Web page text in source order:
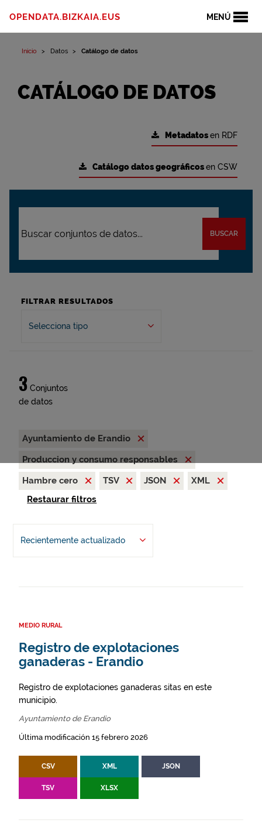
MENÚ
OPENDATA.BIZKAIA.EUS
Inicio Datos Catálogo de datos
CATÁLOGO DE DATOS
Metadatosen RDF
Catálogo datos geográficosen CSW
BUSCAR
FILTRAR RESULTADOS
Selecciona tipo
3 Conjuntos
de datos
Ayuntamiento de Erandio
Produccion y consumo responsables
Hambre cero
TSV JSON
XML
Restaurar filtros
Recientemente actualizado
MEDIO RURAL
Registro de explotaciones
ganaderas - Erandio
Registro de explotaciones ganaderas sitas en este
municipio.
Ayuntamiento de Erandio
Última modificación 15 febrero 2026
CSV XML JSON
TSV XLSX